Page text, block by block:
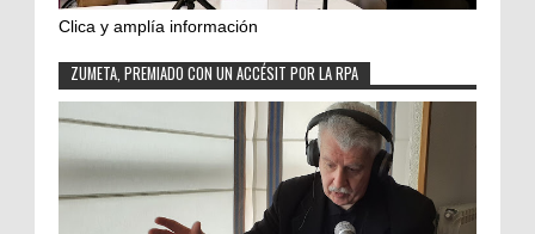
Clica y amplía información
ZUMETA, PREMIADO CON UN ACCÉSIT POR LA RPA